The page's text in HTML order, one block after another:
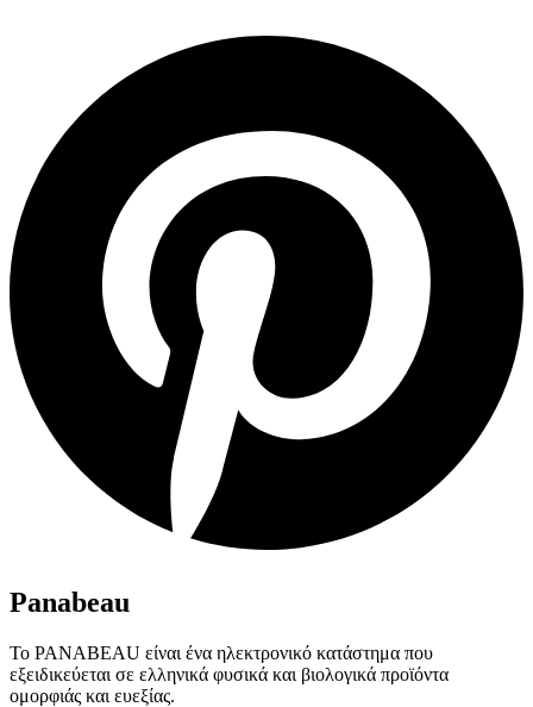
Panabeau
Το PANABEAU είναι ένα ηλεκτρονικό κατάστημα που
εξειδικεύεται σε ελληνικά φυσικά και βιολογικά προϊόντα
ομορφιάς και ευεξίας.